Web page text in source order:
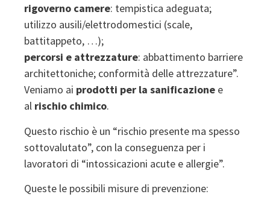
rigoverno camere: tempistica adeguata;
utilizzo ausili/elettrodomestici (scale,
battitappeto, …);
percorsi e attrezzature: abbattimento barriere
architettoniche; conformità delle attrezzature”.
Veniamo ai prodotti per la sanificazione e
al rischio chimico.
Questo rischio è un “rischio presente ma spesso
sottovalutato”, con la conseguenza per i
lavoratori di “intossicazioni acute e allergie”.
Queste le possibili misure di prevenzione: